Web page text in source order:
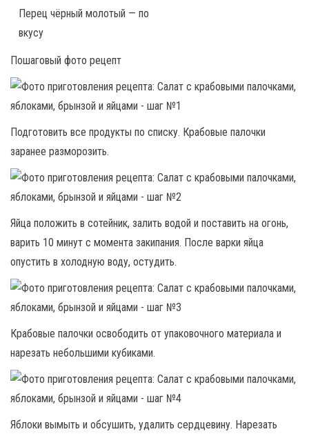
Перец чёрный молотый — по
вкусу
Пошаговый фото рецепт
Подготовить все продукты по списку. Крабовые палочки
заранее разморозить.
Яйца положить в сотейник, залить водой и поставить на огонь,
варить 10 минут с момента закипания. После варки яйца
опустить в холодную воду, остудить.
Крабовые палочки освободить от упаковочного материала и
нарезать небольшими кубиками.
Яблоки вымыть и обсушить, удалить сердцевину. Нарезать